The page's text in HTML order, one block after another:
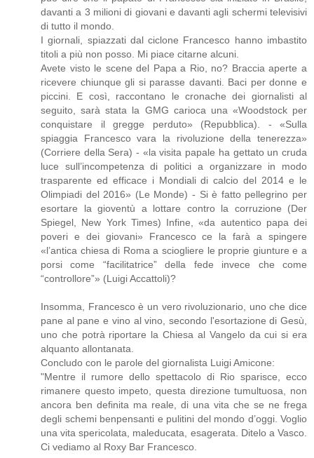
davanti a 3 milioni di giovani e davanti agli schermi televisivi
di tutto il mondo.
I giornali, spiazzati dal ciclone Francesco hanno imbastito
titoli a più non posso. Mi piace citarne alcuni.
Avete visto le scene del Papa a Rio, no? Braccia aperte a
ricevere chiunque gli si parasse davanti. Baci per donne e
piccini. E così, raccontano le cronache dei giornalisti al
seguito, sarà stata la GMG carioca una «Woodstock per
conquistare il gregge perduto» (Repubblica). - «Sulla
spiaggia Francesco vara la rivoluzione della tenerezza»
(Corriere della Sera) - «la visita papale ha gettato un cruda
luce sull’incompetenza di politici a organizzare in modo
trasparente ed efficace i Mondiali di calcio del 2014 e le
Olimpiadi del 2016» (Le Monde) - Si è fatto pellegrino per
esortare la gioventù a lottare contro la corruzione (Der
Spiegel, New York Times) Infine, «da autentico papa dei
poveri e dei giovani» Francesco ce la farà a spingere
«l’antica chiesa di Roma a sciogliere le proprie giunture e a
porsi come “facilitatrice” della fede invece che come
“controllore”» (Luigi Accattoli)?
Insomma, Francesco è un vero rivoluzionario, uno che dice
pane al pane e vino al vino, secondo l'esortazione di Gesù,
uno che potrà riportare la Chiesa al Vangelo da cui si era
alquanto allontanata.
Concludo con le parole del giornalista Luigi Amicone:
"Mentre il rumore dello spettacolo di Rio sparisce, ecco
rimanere questo impeto, questa direzione tumultuosa, non
ancora ben definita ma reale, di una vita che se ne frega
degli schemi benpensanti e pulitini del mondo d’oggi. Voglio
una vita spericolata, maleducata, esagerata. Ditelo a Vasco.
Ci vediamo al Roxy Bar Francesco.